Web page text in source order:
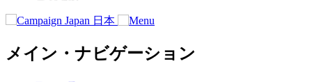
メイン・ナビゲーション